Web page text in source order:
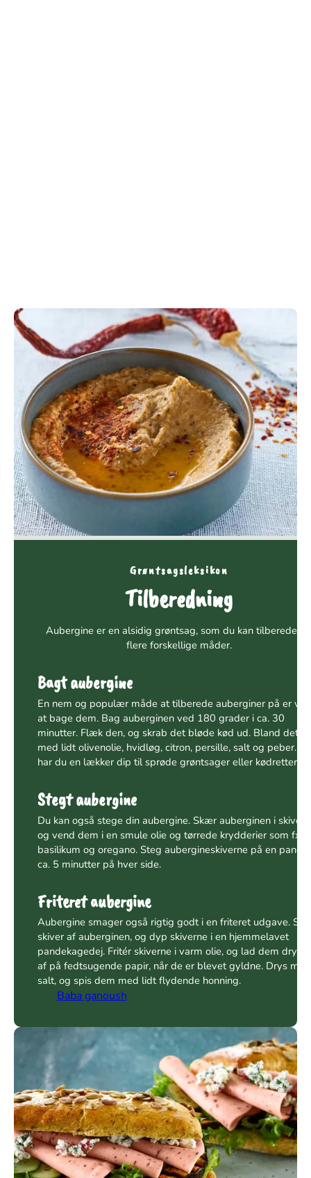
Grøntsagsleksikon
Tilberedning
Aubergine er en alsidig grøntsag, som du kan tilberede
flere forskellige måder.
Bagt aubergine
En nem og populær måde at tilberede auberginer på er ved
at bage dem. Bag auberginen ved 180 grader i ca. 30
minutter. Flæk den, og skrab det bløde kød ud. Bland det
med lidt olivenolie, hvidløg, citron, persille, salt og peber. Så
har du en lækker dip til sprøde grøntsager eller kødretter.
Stegt aubergine
Du kan også stege din aubergine. Skær auberginen i skiver,
og vend dem i en smule olie og tørrede krydderier som fx
basilikum og oregano. Steg aubergineskiverne på en pande,
ca. 5 minutter på hver side.
Friteret aubergine
Aubergine smager også rigtig godt i en friteret udgave.
skiver af auberginen, og dyp skiverne i en hjemmelavet
pandekagedej. Fritér skiverne i varm olie, og lad dem
af på fedtsugende papir, når de er blevet gyldne. Drys med
salt, og spis dem med lidt flydende honning.
Baba ganoush